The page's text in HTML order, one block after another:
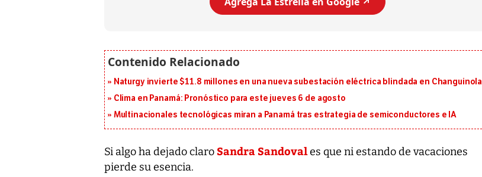
Naturgy invierte $11.8 millones en una nueva subestación eléctrica blindada en Changuinola
Clima en Panamá: Pronóstico para este jueves 6 de agosto
Multinacionales tecnológicas miran a Panamá tras estrategia de semiconductores e IA
Si algo ha dejado claro Sandra Sandovales que ni estando de vacaciones
pierde su esencia.